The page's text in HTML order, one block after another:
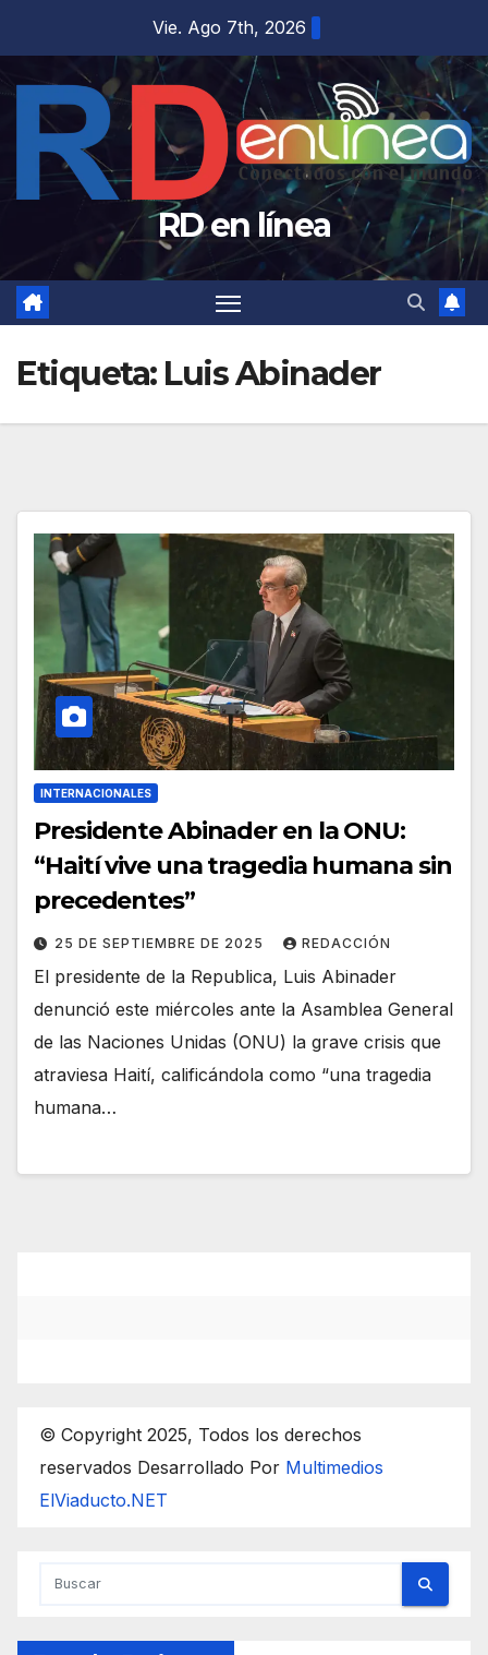
contenido
Vie. Ago 7th, 2026
RD en línea
Etiqueta: Luis Abinader
INTERNACIONALES
Presidente Abinader en la ONU:
“Haití vive una tragedia humana sin
precedentes”
25 DE SEPTIEMBRE DE 2025 REDACCIÓN
El presidente de la Republica, Luis Abinader
denunció este miércoles ante la Asamblea General
de las Naciones Unidas (ONU) la grave crisis que
atraviesa Haití, calificándola como “una tragedia
humana…
© Copyright 2025, Todos los derechos
reservados Desarrollado Por Multimedios
ElViaducto.NET